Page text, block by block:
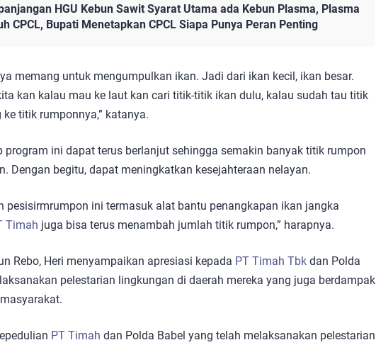
HGU Kebun Sawit Syarat Utama ada Kebun Plasma, Plasma
CPCL, Bupati Menetapkan CPCL Siapa Punya Peran Penting
memang untuk mengumpulkan ikan. Jadi dari ikan kecil, ikan besar.
kan kalau mau ke laut kan cari titik-titik ikan dulu, kalau sudah tau titik
titik rumponnya,” katanya.
program ini dapat terus berlanjut sehingga semakin banyak titik rumpon
Dengan begitu, dapat meningkatkan kesejahteraan nelayan.
pesisirmrumpon ini termasuk alat bantu penangkapan ikan jangka
Timah juga bisa terus menambah jumlah titik rumpon,” harapnya.
Rebo, Heri menyampaikan apresiasi kepada PT Timah Tbk dan Polda
pelestarian lingkungan di daerah mereka yang juga berdampak
PT Timah dan Polda Babel yang telah melaksanakan pelestarian